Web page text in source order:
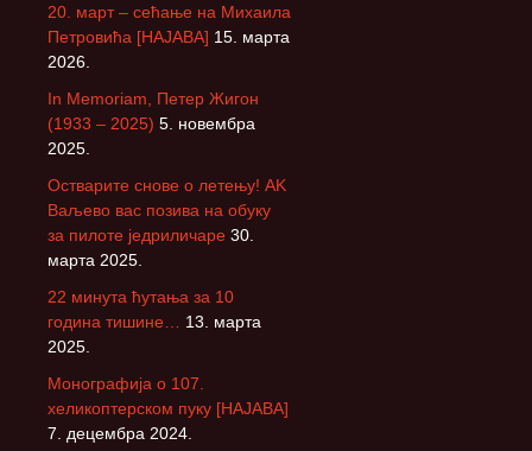
20. март – сећање на Михаила
Петровића [НАЈАВА] 15. марта
2026.
In Memoriam, Петер Жигон
(1933 – 2025) 5. новембра
2025.
Остварите снове о летењу! АK
Ваљево вас позива на обуку
за пилоте једриличаре 30.
марта 2025.
22 минута ћутања за 10
година тишине…
13. марта
2025.
Монографија о 107.
хеликоптерском пуку [НАЈАВА]
7. децембра 2024.